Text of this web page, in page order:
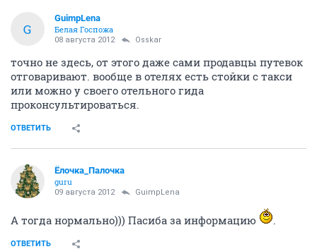
G
GuimpLena
Белая Госпожа
08 августа 2012 Osskar
точно не здесь, от этого даже сами продавцы путевок
отговаривают. вообще в отелях есть стойки с такси
или можно у своего отельного гида
проконсультироваться.
ОТВЕТИТЬ
Ёлочка_Палочка
guru
09 августа 2012 GuimpLena
А тогда нормально))) Пасиба за информацию .
ОТВЕТИТЬ